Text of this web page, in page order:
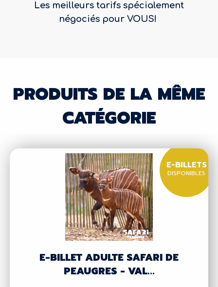
Les meilleurs tarifs spécialement
négociés pour VOUS!
PRODUITS DE LA MÊME
CATÉGORIE
E-BILLET ADULTE SAFARI DE
PEAUGRES - VAL...
E-BILLETS
DISPONIBLES